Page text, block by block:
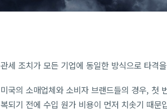
관세 조치가 모든 기업에 동일한 방식으로 타격
미국의 소매업체와 소비자 브랜드들의 경우, 첫
복되기 전에 수입 원가 비용이 먼저 치솟기 때